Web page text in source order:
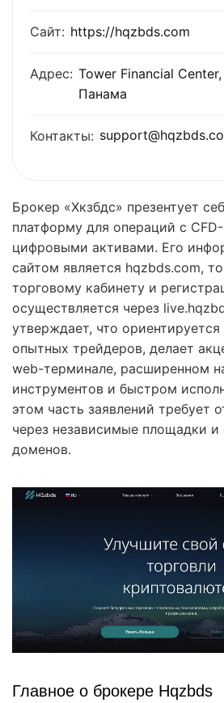
Сайт: https://hqzbds.com
Адрес: Tower Financial
Панама
Контакты:
Брокер «Хкзбдс» презентует
платформу для операций с
цифровыми активами. Его
сайтом является hqzbds.com,
торговому кабинету и
осуществляется через
утверждает, что
опытных трейдеров, делает
web-терминале, расширенном
инструментов и быстром
этом часть заявлений требует
через независимые площадки и
доменов.
Главное о брокере Hqzbds